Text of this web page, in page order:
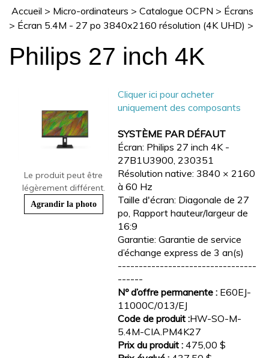
Accueil > Micro-ordinateurs > Catalogue OCPN > Écrans
> Écran 5.4M - 27 po 3840x2160 résolution (4K UHD) >
Philips 27 inch 4K
Le produit peut être
légèrement différent.
Agrandir la photo
Cliquer ici pour acheter
uniquement des composants
SYSTÈME PAR DÉFAUT
Écran: Philips 27 inch 4K -
27B1U3900, 230351
Résolution native: 3840 × 2160
à 60 Hz
Taille d'écran: Diagonale de 27
po, Rapport hauteur/largeur de
16:9
Garantie: Garantie de service
d’échange express de 3 an(s)
---------------------------------
------
Nº d’offre permanente : E60EJ-
11000C/013/EJ
Code de produit :HW-SO-M-
5.4M-CIA.PM4K27
Prix du produit : 475,00 $